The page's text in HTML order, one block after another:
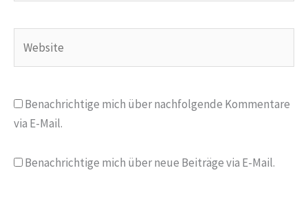
Benachrichtige mich über nachfolgende Kommentare
via E-Mail.
Benachrichtige mich über neue Beiträge via E-Mail.